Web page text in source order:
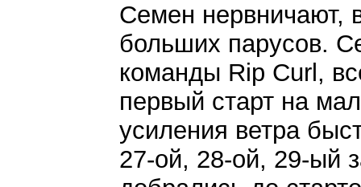
Семен нервничают,
больших парусов.
команды Rip Curl,
первый старт на
усиления ветра
27-ой, 28-ой, 29-ый